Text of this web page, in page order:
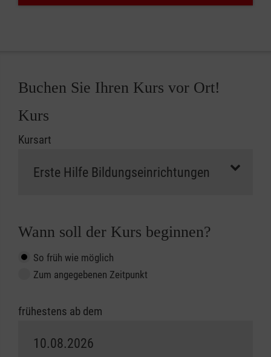
Buchen Sie Ihren Kurs vor Ort!
Kurs
Kursart
Wann soll der Kurs beginnen?
So früh wie möglich
Zum angegebenen Zeitpunkt
frühestens ab dem